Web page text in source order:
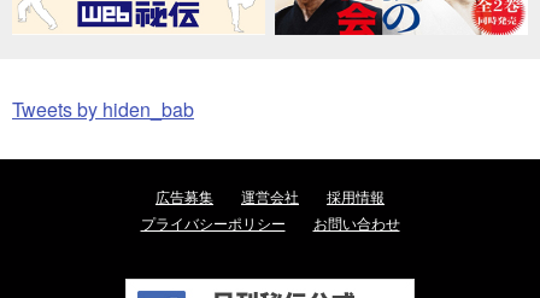
Tweets by hiden_bab
広告募集 運営会社
採用情報
プライバシーポリシー
お問い合わせ